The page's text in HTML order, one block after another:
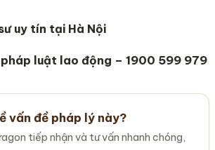
uy tín tại Hà Nội
luật lao động – 1900 599 979
vấn đề pháp lý này?
tiếp nhận và tư vấn nhanh chóng,